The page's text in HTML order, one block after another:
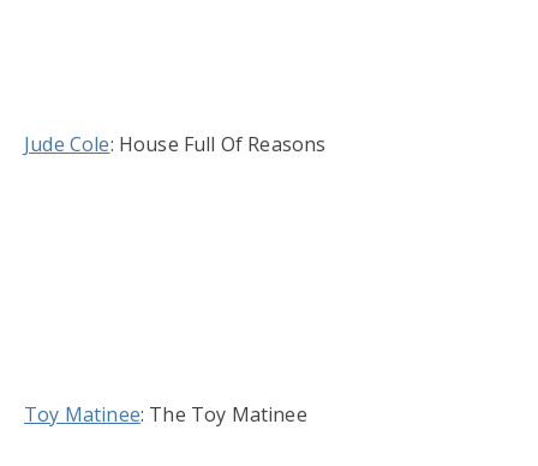
Jude Cole: House Full Of Reasons
Toy Matinee: The Toy Matinee